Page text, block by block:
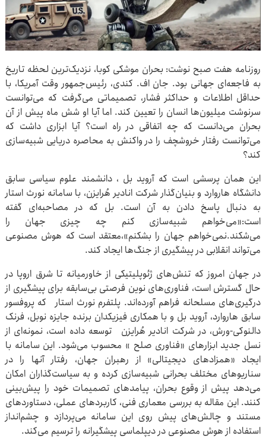
روزنامه هفت صبح نوشت: بحران موشکی کوبا، نزدیک‌ترین لحظه تاریخ
به فاجعه‌ای جهانی بود. جان اف. کندی، رئیس‌جمهور وقت آمریکا، با
حداقل اطلاعات و حداکثر فشار، تصمیماتی می‌گرفت که می‌توانست
سرنوشت میلیون‌ها انسان را تعیین کند. اما آیا او شش ماه پیش از آن
بحران می‌دانست که چه اتفاقی در راه است؟ آیا ابزاری داشت که
می‌توانست رفتار خروشچف را در واکنش به محاصره دریایی شبیه‌سازی
کند؟
این همان پرسشی است که آروید بل ، دانشمند علوم سیاسی سابق
دانشگاه هاروارد و بنیان‌گذار شرکت انادیر هُرایزن، با سامانه نورث استار
به دنبال پاسخ دادن به آن است. بل که در مصاحبه‌ای گفته
است:«می‌خواهم شبیه‌سازی کنم چه چیزی جهان را
می‌شکند.نمی‌خواهم جهان را بشکنم»،معتقد است که هوش مصنوعی
می‌تواند انقلابی در پیشگیری از جنگ‌ها ایجاد کند.
در جهان امروز که تنش‌های ژئوپلیتیکی از خاورمیانه تا شرق اروپا در
حال گسترش است، فناوری‌های نوین فرصتی بی‌سابقه برای پیشگیری از
درگیری‌های مسلحانه فراهم آورده‌اند. پلتفرم نورث استار که پروفسور
سابق هاروارد، آروید بل و با همکاری فیزیکدان برنده جایزه نوبل، فرنک
دالنوکی-ورش، در شرکت انادیر هُرایزن توسعه داده است، نمونه‌ای از
نسل جدید ابزارهای «فناوری صلح » محسوب می‌شود. این سامانه با
ایجاد «همزادهای دیجیتالی» از رهبران جهان، رفتار آنها را در
سناریوهای مختلف بحرانی شبیه‌سازی کرده و به سیاست‌گذاران امکان
می‌دهد پیش از وقوع بحران، پیامدهای تصمیمات خود را پیش‌بینی
کنند. این مقاله به بررسی معماری فنی، کاربردهای عملی، دستاوردهای
مستند و چالش‌های پیش روی این سامانه می‌پردازد و چشم‌انداز
استفاده از هوش مصنوعی در دیپلماسی پیشگیرانه را ترسیم می‌کند.